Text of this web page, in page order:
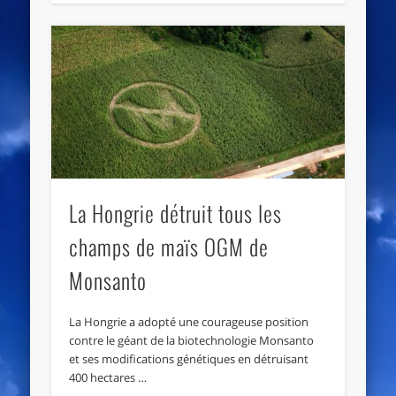
La Hongrie détruit tous les
champs de maïs OGM de
Monsanto
La Hongrie a adopté une courageuse position
contre le géant de la biotechnologie Monsanto
et ses modifications génétiques en détruisant
400 hectares …